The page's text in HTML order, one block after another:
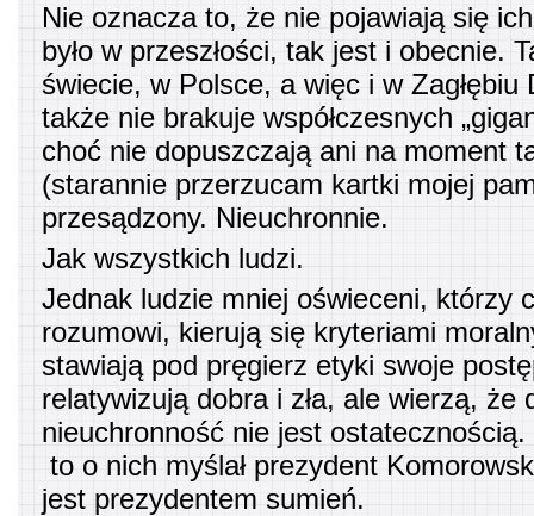
Nie oznacza to, że nie pojawiają się
było w przeszłości, tak jest i obecnie.
świecie, w Polsce, a więc i w Zagłębiu
także nie brakuje współczesnych
choć nie dopuszczają ani na moment
(starannie przerzucam kartki mojej
przesądzony. Nieuchronnie.
Jak wszystkich ludzi.
Jednak ludzie mniej oświeceni, którzy
rozumowi, kierują się kryteriami
stawiają pod pręgierz etyki swoje
relatywizują dobra i zła, ale wierzą, że
nieuchronność nie jest
to o nich myślał prezydent
jest prezydentem sumień.